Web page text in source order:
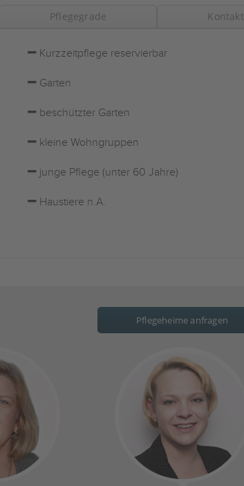
Pflegegrade Kontakt
Kurzzeitpflege reservierbar
Garten
beschützter Garten
kleine Wohngruppen
junge Pflege (unter 60 Jahre)
Haustiere n.A.
Pflegeheime anfragen